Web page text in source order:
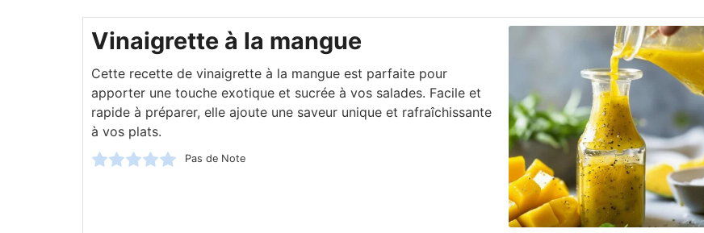
Vinaigrette à la mangue
Cette recette de vinaigrette à la mangue est parfaite pour
apporter une touche exotique et sucrée à vos salades. Facile et
rapide à préparer, elle ajoute une saveur unique et rafraîchissante
à vos plats.
Pas de Note